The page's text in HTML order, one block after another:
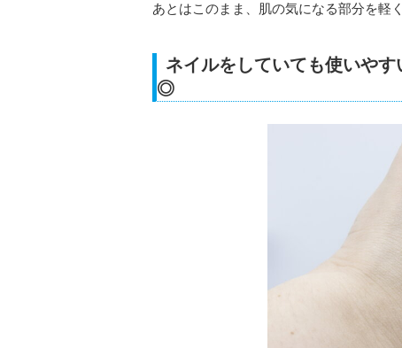
あとはこのまま、肌の気になる部分を軽
ネイルをしていても使いや
◎